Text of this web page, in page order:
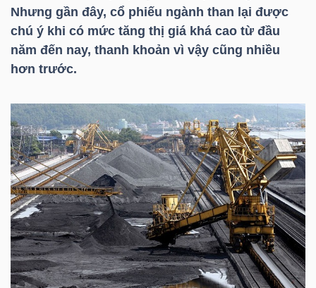
Nhưng gần đây, cổ phiếu ngành than lại được
chú ý khi có mức tăng thị giá khá cao từ đầu
năm đến nay, thanh khoản vì vậy cũng nhiều
hơn trước.
BẤT
SẢN
TÀI
CHÍNH
HÀNG
HÓA